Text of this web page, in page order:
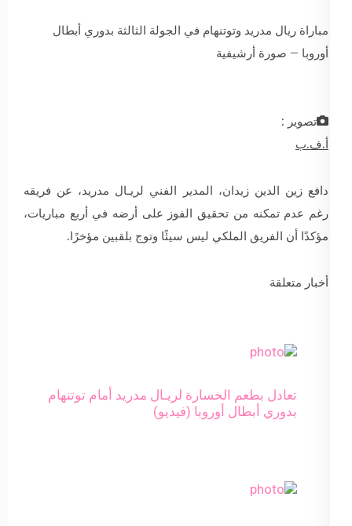
مباراة ريال مدريد وتوتنهام في الجولة الثالثة بدوري أبطال
أوروبا – صورة أرشيفية
تصوير :
أ.ف.ب
دافع زين الدين زيدان، المدير الفني لريـال مدريد، عن فريقه
رغم عدم تمكنه من تحقيق الفوز على أرضه في أربع مباريات،
مؤكدًا أن الفريق الملكي ليس سيئًا وتوج بلقبين مؤخرًا.
أخبار متعلقة
تعادل بطعم الخسارة لريـال مدريد أمام توتنهام
بدوري أبطال أوروبا (فيديو)